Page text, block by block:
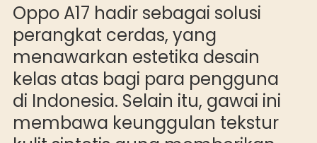
Oppo A17 hadir sebagai solusi
perangkat cerdas, yang
menawarkan estetika desain
kelas atas bagi para pengguna
di Indonesia. Selain itu, gawai ini
membawa keunggulan tekstur